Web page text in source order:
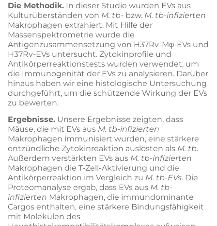
Die Methodik. In dieser Studie wurden EVs aus
Kulturüberständen von M. tb- bzw. M. tb-infizierten
Makrophagen extrahiert. Mit Hilfe der
Massenspektrometrie wurde die
Antigenzusammensetzung von H37Rv-Mφ-EVs und
H37Rv-EVs untersucht. Zytokinprofile und
Antikörperreaktionstests wurden verwendet, um
die Immunogenität der EVs zu analysieren. Darüber
hinaus haben wir eine histologische Untersuchung
durchgeführt, um die schützende Wirkung der EVs
zu bewerten.
Ergebnisse. Unsere Ergebnisse zeigten, dass
Mäuse, die mit EVs aus M. tb-infizierten
Makrophagen immunisiert wurden, eine stärkere
entzündliche Zytokinreaktion auslösten als M. tb.
Außerdem verstärkten EVs aus M. tb-infizierten
Makrophagen die T-Zell-Aktivierung und die
Antikörperreaktion im Vergleich zu M. tb-EVs. Die
Proteomanalyse ergab, dass EVs aus M. tb-
infizierten Makrophagen, die immundominante
Cargos enthalten, eine stärkere Bindungsfähigkeit
mit Molekülen des